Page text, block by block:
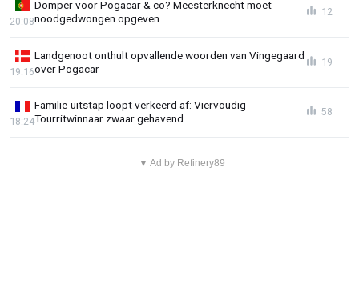
Domper voor Pogacar & co? Meesterknecht moet
noodgedwongen opgeven
20:08
12
Landgenoot onthult opvallende woorden van Vingegaard
over Pogacar
19:16
19
Familie-uitstap loopt verkeerd af: Viervoudig
Tourritwinnaar zwaar gehavend
18:24
58
▼ Ad by Refinery89